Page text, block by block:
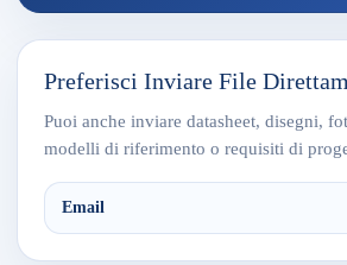
Preferisci Inviare File
Puoi anche inviare datasheet, disegni,
modelli di riferimento o requisiti di
Email